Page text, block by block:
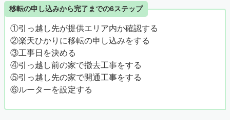
移転の申し込みから完了までの6ステップ
①引っ越し先が提供エリア内か確認する
②楽天ひかりに移転の申し込みをする
③工事日を決める
④引っ越し前の家で撤去工事をする
⑤引っ越し先の家で開通工事をする
⑥ルーターを設定する